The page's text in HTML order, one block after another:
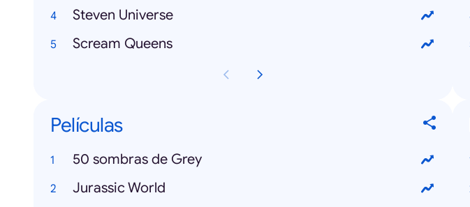
Steven Universe
Scream Queens
Películas
50 sombras de Grey
Jurassic World